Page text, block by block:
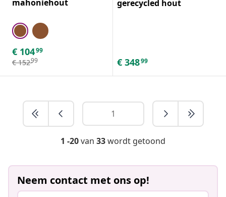
mahoniehout
€ 10499
€ 15299
gerecycled hout
€ 34899
1 -20van 33wordt getoond
Neem contact met ons op!